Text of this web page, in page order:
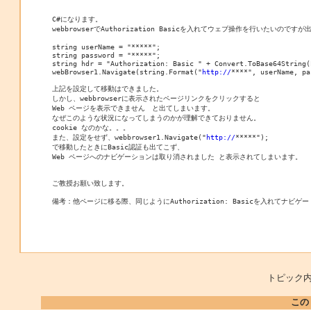
C#になります。
webbrowserでAuthorization Basicを入れてウェブ操作を行いたいのですが出
string userName = "*****";
string password = "*****";
string hdr = "Authorization: Basic " +
webBrowser1.Navigate(string.Format("http://****", userName,
上記を設定して移動はできました。
しかし、webbrowserに表示されたページリンクをクリックすると
Web ページを表示できません　と出てしまいます。
なぜこのような状況になってしまうのかが理解できておりません。
cookie なのかな。。。
また、設定をせず、webbrowser1.Navigate("http://*****");
で移動したときにBasic認証も出てこず、
Web ページへのナビゲーションは取り消されました と表示されてしまいます。
ご教授お願い致します。
トピッ
こ